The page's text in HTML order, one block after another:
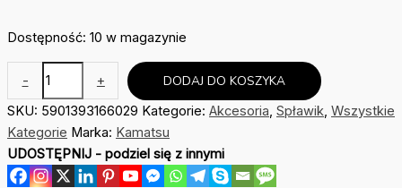
Dostępność: 10 w magazynie
-
Kamatsu
Idumezina
Carp&Feeder
r2
+ DODAJ DO KOSZYKA
SKU: 5901393166029 Kategorie: Akcesoria, Spławik, Wszystkie
Kategorie Marka: Kamatsu
UDOSTĘPNIJ - podziel się z innymi